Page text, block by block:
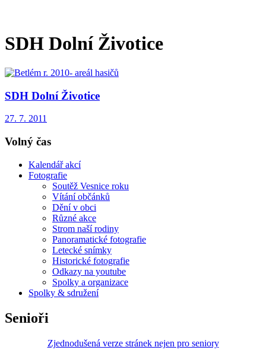
SDH Dolní Životice
SDH Dolní Životice
27. 7. 2011
Volný čas
Kalendář akcí
Fotografie
Soutěž Vesnice roku
Vítání občánků
Dění v obci
Různé akce
Strom naší rodiny
Panoramatické fotografie
Letecké snímky
Historické fotografie
Odkazy na youtube
Spolky a organizace
Spolky & sdružení
Senioři
Zjednodušená verze stránek nejen pro seniory